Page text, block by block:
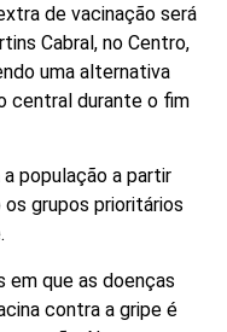
de vacinação será
Cabral, no Centro,
uma alternativa
central durante o fim
população a partir
grupos prioritários
em que as doenças
contra a gripe é